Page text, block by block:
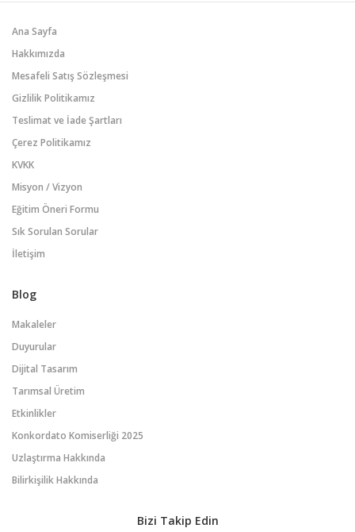
Ana Sayfa
Hakkımızda
Mesafeli Satış Sözleşmesi
Gizlilik Politikamız
Teslimat ve İade Şartları
Çerez Politikamız
KVKK
Misyon / Vizyon
Eğitim Öneri Formu
Sık Sorulan Sorular
İletişim
Blog
Makaleler
Duyurular
Dijital Tasarım
Tarımsal Üretim
Etkinlikler
Konkordato Komiserliği 2025
Uzlaştırma Hakkında
Bilirkişilik Hakkında
Bizi Takip Edin